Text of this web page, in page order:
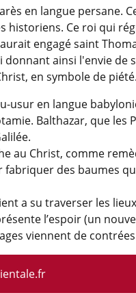
en langue persane.
historiens. Ce roi qui
engagé saint
donnant ainsi l'envie de
en symbole de piété.
usur en langue
Balthazar, que les
au Christ, comme
des baumes
a su traverser les
l’espoir (un
viennent de